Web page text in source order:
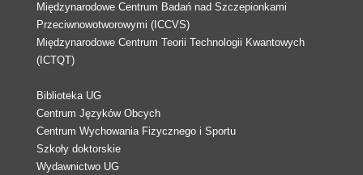
Międzynarodowe Centrum Badań nad Szczepionkami
Przeciwnowotworowymi (ICCVS)
Międzynarodowe Centrum Teorii Technologii Kwantowych
(ICTQT)
Biblioteka UG
Centrum Języków Obcych
Centrum Wychowania Fizycznego i Sportu
Szkoły doktorskie
Wydawnictwo UG